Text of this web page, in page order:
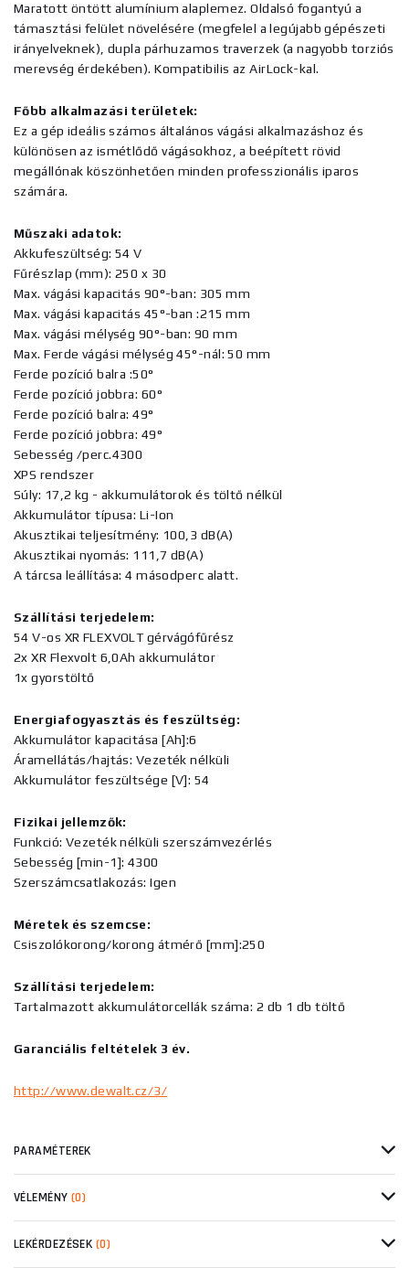
Maratott öntött alumínium alaplemez. Oldalsó fogantyú a
támasztási felület növelésére (megfelel a legújabb gépészeti
irányelveknek), dupla párhuzamos traverzek (a nagyobb torziós
merevség érdekében). Kompatibilis az AirLock-kal.
Főbb alkalmazási területek:
Ez a gép ideális számos általános vágási alkalmazáshoz és
különösen az ismétlődő vágásokhoz, a beépített rövid
megállónak köszönhetően minden professzionális iparos
számára.
Műszaki adatok:
Akkufeszültség: 54 V
Fűrészlap (mm): 250 x 30
Max. vágási kapacitás 90°-ban: 305 mm
Max. vágási kapacitás 45°-ban :215 mm
Max. vágási mélység 90°-ban: 90 mm
Max. Ferde vágási mélység 45°-nál: 50 mm
Ferde pozíció balra :50°
Ferde pozíció jobbra: 60°
Ferde pozíció balra: 49°
Ferde pozíció jobbra: 49°
Sebesség /perc.4300
XPS rendszer
Súly: 17,2 kg - akkumulátorok és töltő nélkül
Akkumulátor típusa: Li-Ion
Akusztikai teljesítmény: 100,3 dB(A)
Akusztikai nyomás: 111,7 dB(A)
A tárcsa leállítása: 4 másodperc alatt.
Szállítási terjedelem:
54 V-os XR FLEXVOLT gérvágófűrész
2x XR Flexvolt 6,0Ah akkumulátor
1x gyorstöltő
Energiafogyasztás és feszültség:
Akkumulátor kapacitása [Ah]:6
Áramellátás/hajtás: Vezeték nélküli
Akkumulátor feszültsége [V]: 54
Fizikai jellemzők:
Funkció: Vezeték nélküli szerszámvezérlés
Sebesség [min-1]: 4300
Szerszámcsatlakozás: Igen
Méretek és szemcse:
Csiszolókorong/korong átmérő [mm]:250
Szállítási terjedelem:
Tartalmazott akkumulátorcellák száma: 2 db 1 db töltő
Garanciális feltételek 3 év.
http://www.dewalt.cz/3/
PARAMÉTEREK
VÉLEMÉNY (0)
LEKÉRDEZÉSEK (0)